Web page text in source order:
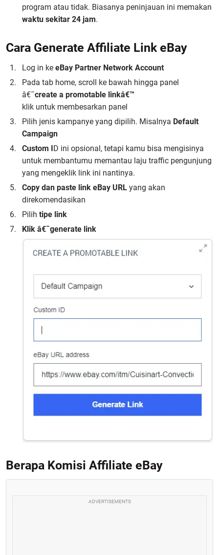
program atau tidak. Biasanya peninjauan ini memakan
waktu sekitar 24 jam.
Cara Generate Affiliate Link eBay
Log in ke eBay Partner Network Account
Pada tab home, scroll ke bawah hingga panel
â€˜create a promotable linkâ€™
klik untuk membesarkan panel
Pilih jenis kampanye yang dipilih. Misalnya Default
Campaign
Custom ID ini opsional, tetapi kamu bisa mengisinya
untuk membantumu memantau laju traffic pengunjung
yang mengeklik link ini nantinya.
Copy dan paste link eBay URL yang akan
direkomendasikan
Pilih tipe link
Klik â€˜generate link
Berapa Komisi Affiliate eBay
ADVERTISEMENTS